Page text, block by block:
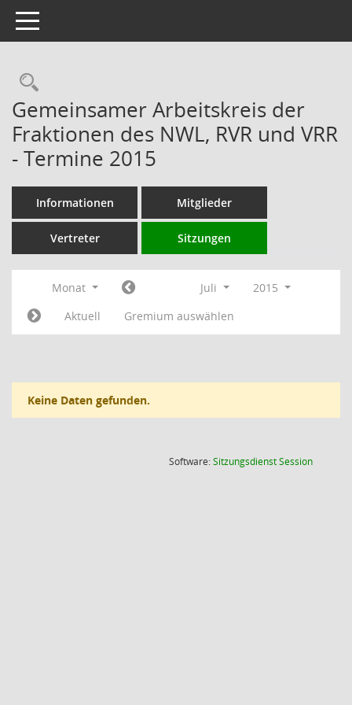
Toggle navigation
Rechercheauswahl
Gemeinsamer Arbeitskreis der
Fraktionen des NWL, RVR und VRR
- Termine 2015
Informationen Mitglieder
Vertreter Sitzungen
Monat Juli
2015
Aktuell
Gremium auswählen
Keine Daten gefunden.
Software:SitzungsdienstSession(Wird in